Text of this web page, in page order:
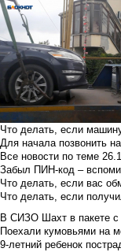
Что делать, если
Для начала позвонить
Все новости по теме
Забыл ПИН-код –
Что делать, если вас
Что делать, если
В СИЗО Шахт в пакете
Поехали кумовьями на
9-летний ребенок